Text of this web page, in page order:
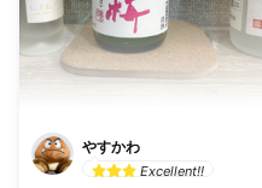
やすかわ
Excellent!!